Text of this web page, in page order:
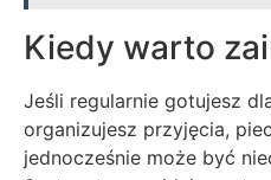
Kiedy warto
Jeśli regularnie gotujesz
organizujesz przyjęcia,
jednocześnie może być